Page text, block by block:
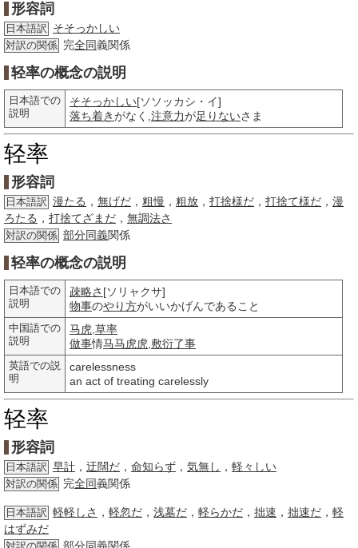
形容詞
日本語訳 そそっかしい
対訳の関係 完全同義関係
轻率の概念の説明
日本語での
説明
そそっかしい[ソソッカシ・イ]
落ち着きがなく, 注意力が足りないさま
轻率
形容詞
日本語訳 漫たる ， 無げだ ， 粗慢 ， 粗放 ， 打捨様だ ， 打捨て様だ ， 漫
ろたる ， 打捨てざまだ ， 無調法さ
対訳の関係 部分同義関係
轻率の概念の説明
日本語での
説明
疎略さ [ソリャクサ]
物事のやり方がいいかげんであること
中国語での
説明
马虎 草率
做事情马马虎虎 敷衍了事
英語での説
明
carelessness
an act of treating carelessly
轻率
形容詞
日本語訳 早計 ， 迂闊だ ， 命知らず ， 気無し ， 軽々しい
対訳の関係 完全同義関係
日本語訳 軽軽しさ ， 軽忽だ ， 浅墓だ ， 軽らかだ ， 拙速 ， 拙速だ ， 軽
はずみだ